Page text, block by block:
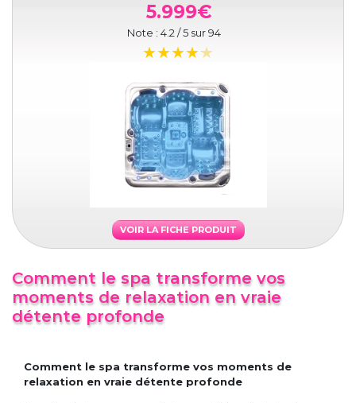
5.999€
Note : 4.2 / 5 sur94
VOIR LA FICHE PRODUIT
Comment le spa transforme vos
moments de relaxation en vraie
détente profonde
Comment le spa transforme vos moments de
relaxation en vraie détente profonde